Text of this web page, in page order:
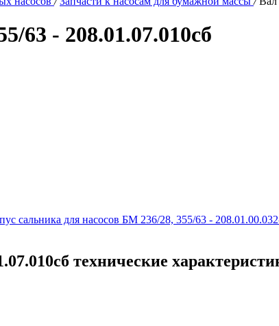
63 - 208.01.07.010сб
сальника для насосов БМ 236/28, 355/63 -
технические